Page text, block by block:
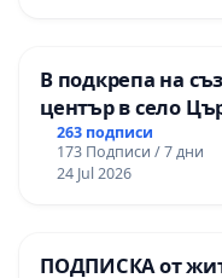
В подкрепа на
център в село
263 подписи
173 Подписи / 7 дни
24 Jul 2026
ПОДПИСКА от